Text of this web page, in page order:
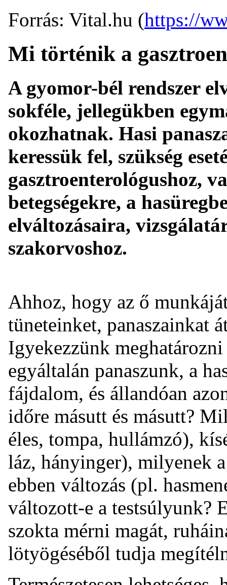
Forrás: Vital.hu (https://
Mi történik a
A gyomor-bél rendszer
sokféle, jellegükben
okozhatnak. Hasi
keressük fel, szükség
gasztroenterológushoz,
betegségekre, a
elváltozásaira,
szakorvoshoz.
Ahhoz, hogy az ő
tüneteinket, panaszainkat
Igyekezzünk
egyáltalán panaszunk, a
fájdalom, és állandóan
időre másutt és másutt?
éles, tompa, hullámzó),
láz, hányinger), milyenek
ebben változás (pl.
változott-e a testsúlyunk?
szokta mérni magát,
lötyögéséből tudja